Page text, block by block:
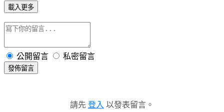
載入更多
公開留言 私密留言
發佈留言
請先 登入 以發表留言。